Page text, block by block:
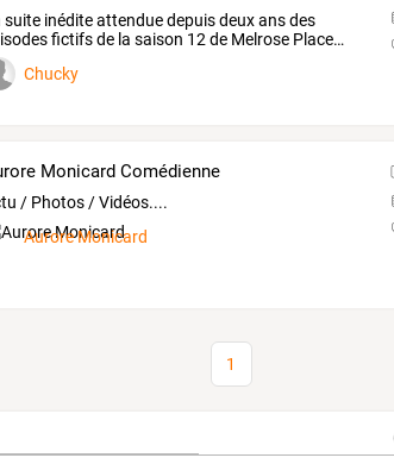
suite inéditeattenduedepuisdeuxansdes
fictifsde la saison 12 de Melrose Place…
Chucky
Monicard Comédienne
/ Photos / Vidéos....
Aurore Monicard
1